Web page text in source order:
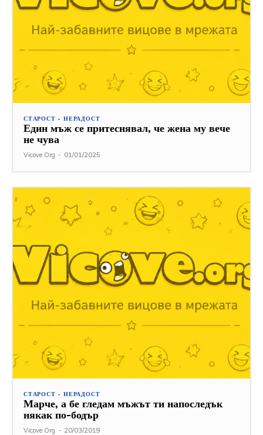
СТАРОСТ - НЕРАДОСТ
Един мъж се притеснявал, че жена му вече
не чува
Vicove Org - 01/01/2025
СТАРОСТ - НЕРАДОСТ
Марче, а бе гледам мъжът ти напоследък
някак по-бодър
Vicove Org - 20/03/2019